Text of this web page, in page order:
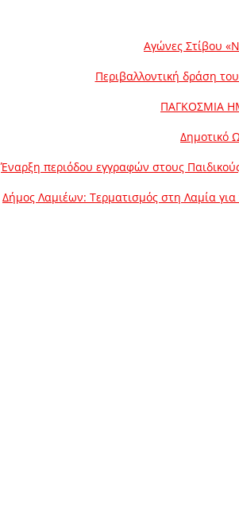
Αγώνες Στίβου
Περιβαλλοντική δράση
ΠΑΓΚΟΣΜΙΑ
Δημοτικό
Έναρξη περιόδου εγγραφών στους
Δήμος Λαμιέων: Τερματισμός στη Λαμία